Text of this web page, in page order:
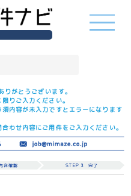
がとうございます。
りご入力ください。
内容が未入力ですとエラーになります
わせ内容にご用件をご入力ください。